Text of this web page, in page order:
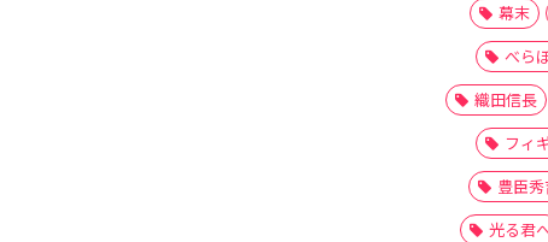
幕末
べら
織田信長
フィ
豊臣秀
光る君